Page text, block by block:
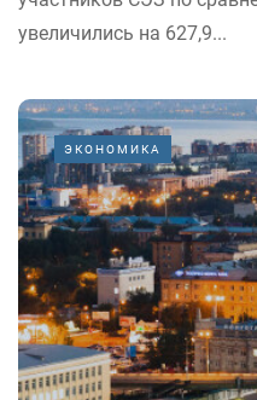
увеличились на 627,9...
ЭКОНОМИКА